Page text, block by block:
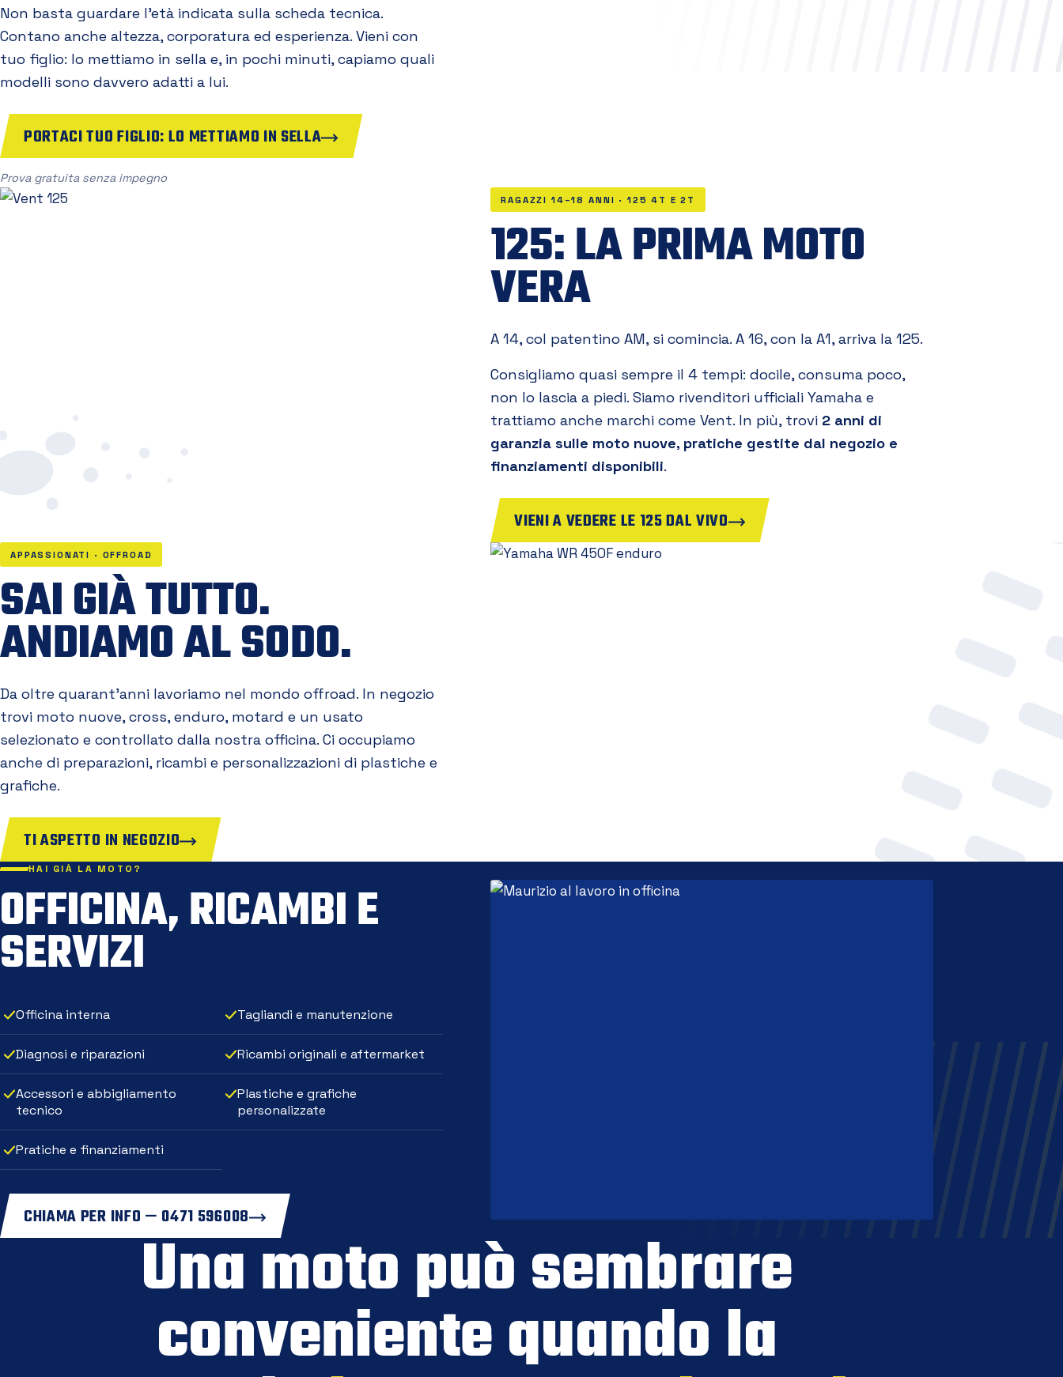
Non basta guardare l'età indicata sulla scheda tecnica.
Contano anche altezza, corporatura ed esperienza. Vieni con
tuo figlio: lo mettiamo in sella e, in pochi minuti, capiamo quali
modelli sono davvero adatti a lui.
PORTACI TUO FIGLIO: LO METTIAMO IN SELLA
Prova gratuita senza impegno
RAGAZZI 14–18 ANNI · 125 4T E 2T
125: LA PRIMA MOTO
VERA
A 14, col patentino AM, si comincia. A 16, con la A1, arriva la 125.
Consigliamo quasi sempre il 4 tempi: docile, consuma poco,
non lo lascia a piedi. Siamo rivenditori ufficiali Yamaha e
trattiamo anche marchi come Vent. In più, trovi 2 anni di
garanzia sulle moto nuove, pratiche gestite dal negozio e
finanziamenti disponibili.
VIENI A VEDERE LE 125 DAL VIVO
APPASSIONATI · OFFROAD
SAI GIÀ TUTTO.
ANDIAMO AL SODO.
Da oltre quarant'anni lavoriamo nel mondo offroad. In negozio
trovi moto nuove, cross, enduro, motard e un usato
selezionato e controllato dalla nostra officina. Ci occupiamo
anche di preparazioni, ricambi e personalizzazioni di plastiche e
grafiche.
TI ASPETTO IN NEGOZIO
HAI GIÀ LA MOTO?
OFFICINA, RICAMBI E
SERVIZI
Officina interna Tagliandi e manutenzione
Diagnosi e riparazioni Ricambi originali e aftermarket
Accessori e abbigliamento
tecnico
Plastiche e grafiche
personalizzate
Pratiche e finanziamenti
CHIAMA PER INFO — 0471 596008
Una moto può sembrare
conveniente quando la